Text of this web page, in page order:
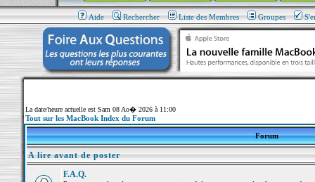
Aide Rechercher Liste des Membres Groupes
La date/heure actuelle est Sam 08 Ao� 2026 à 11:00
Tout sur les MacBook Index du Forum
Forum
A lire avant de poster
F.A.Q.